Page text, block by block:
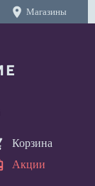
location_on Магазины
Корзина
Акции